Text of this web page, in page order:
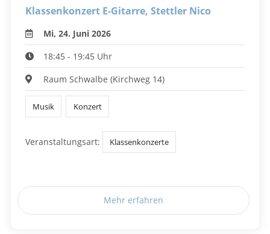
Klassenkonzert E-Gitarre, Stettler Nico
Mi, 24. Juni 2026
18:45 - 19:45 Uhr
Raum Schwalbe (Kirchweg 14)
Musik Konzert
Veranstaltungsart: Klassenkonzerte
Mehr erfahren